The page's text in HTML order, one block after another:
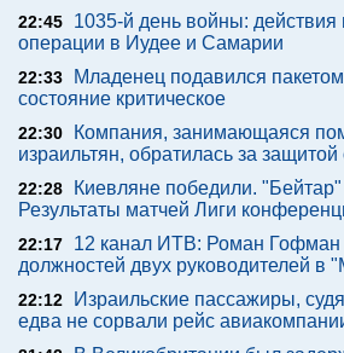
22:45
1035-й день войны: действия
операции в Иудее и Самарии
22:33
Младенец подавился
состояние критическое
22:30
Компания, занимающаяся
израильтян, обратилась за защитой
22:28
Киевляне победили. "Бейтар"
Результаты матчей Лиги
22:17
12 канал ИТВ: Роман Гофман
должностей двух руководителей в
22:12
Израильские пассажиры,
едва не сорвали рейс